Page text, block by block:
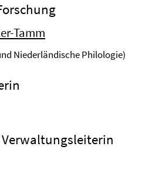
Tamm
Niederländische Philologie)